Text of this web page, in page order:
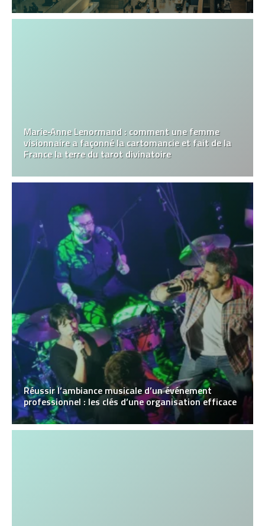
Marie‑Anne Lenormand : comment une femme
visionnaire a façonné la cartomancie et fait de la
France la terre du tarot divinatoire
Réussir l’ambiance musicale d’un événement
professionnel : les clés d’une organisation efficace